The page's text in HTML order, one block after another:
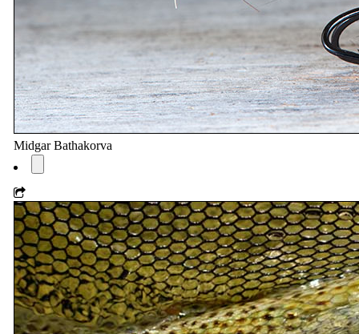
Midgar Bathakorva